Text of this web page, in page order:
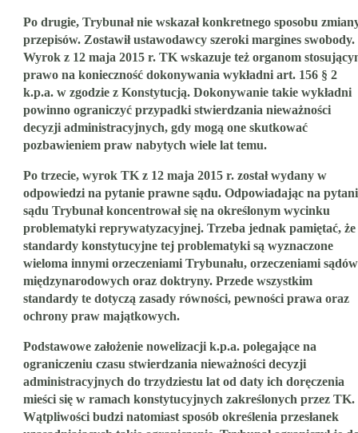
Po drugie, Trybunał nie wskazał konkretnego sposobu
przepisów. Zostawił ustawodawcy szeroki margines swobody.
Wyrok z 12 maja 2015 r. TK wskazuje też organom
prawo na konieczność dokonywania wykładni art. 156 § 2
k.p.a. w zgodzie z Konstytucją. Dokonywanie takie wykładni
powinno ograniczyć przypadki stwierdzania nieważności
decyzji administracyjnych, gdy mogą one skutkować
pozbawieniem praw nabytych wiele lat temu.
Po trzecie, wyrok TK z 12 maja 2015 r. został wydany w
odpowiedzi na pytanie prawne sądu. Odpowiadając na
sądu Trybunał koncentrował się na określonym wycinku
problematyki reprywatyzacyjnej. Trzeba jednak pamiętać, że
standardy konstytucyjne tej problematyki są wyznaczone
wieloma innymi orzeczeniami Trybunału, orzeczeniami sądów
międzynarodowych oraz doktryny. Przede wszystkim
standardy te dotyczą zasady równości, pewności prawa oraz
ochrony praw majątkowych.
Podstawowe założenie nowelizacji k.p.a. polegające na
ograniczeniu czasu stwierdzania nieważności decyzji
administracyjnych do trzydziestu lat od daty ich doręczenia
mieści się w ramach konstytucyjnych zakreślonych przez TK.
Wątpliwości budzi natomiast sposób określenia przesłanek